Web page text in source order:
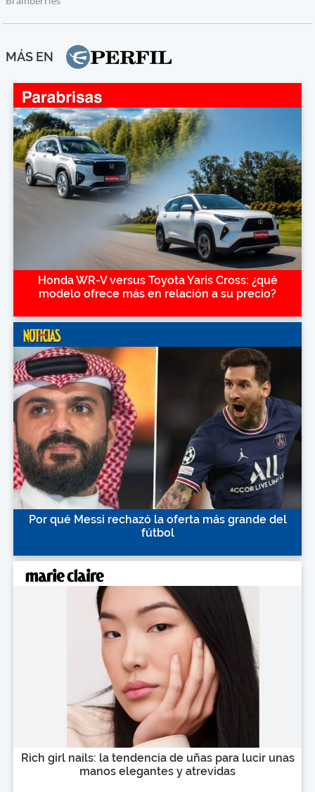
MÁS EN
Honda WR-V versus Toyota Yaris Cross: ¿qué
modelo ofrece más en relación a su precio?
Por qué Messi rechazó la oferta más grande del
fútbol
Rich girl nails: la tendencia de uñas para lucir unas
manos elegantes y atrevidas